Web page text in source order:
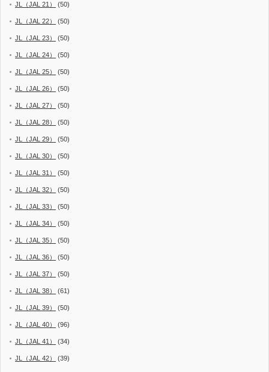
JL（JAL 21） (50)
JL（JAL 22） (50)
JL（JAL 23） (50)
JL（JAL 24） (50)
JL（JAL 25） (50)
JL（JAL 26） (50)
JL（JAL 27） (50)
JL（JAL 28） (50)
JL（JAL 29） (50)
JL（JAL 30） (50)
JL（JAL 31） (50)
JL（JAL 32） (50)
JL（JAL 33） (50)
JL（JAL 34） (50)
JL（JAL 35） (50)
JL（JAL 36） (50)
JL（JAL 37） (50)
JL（JAL 38） (61)
JL（JAL 39） (50)
JL（JAL 40） (96)
JL（JAL 41） (34)
JL（JAL 42） (39)